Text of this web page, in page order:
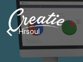
Hrsoul